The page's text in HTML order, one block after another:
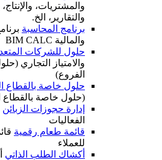
والمشتريات،
والتقارير، الخ.
برنامج المحاسبة
والمالية BIM CALC
حلول للشركات
والامتياز التجاري
الفروع)
حلول خاصة بالقطاع
(حلول خاصة بالقطاع
إدارة حجوزات الزبائن
الفعاليات
قائمة طعام رقمية
للعملاء
أكشاك الطلب الذاتي